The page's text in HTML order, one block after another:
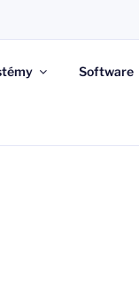
Software